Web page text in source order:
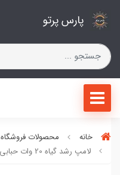
پارس پرتو
خانه محصولات فروشگاه
لامپ رشد گیاه 20 وات حبابی پایه E27